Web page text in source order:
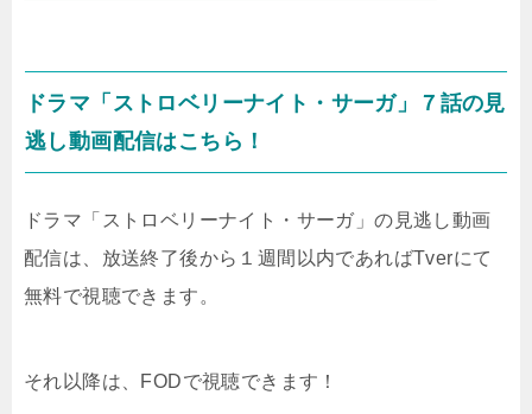
ドラマ「ストロベリーナイト・サーガ」７話の見
逃し動画配信はこちら！
ドラマ「ストロベリーナイト・サーガ」の見逃し動画
配信は、放送終了後から１週間以内であればTverにて
無料で視聴できます。
それ以降は、FODで視聴できます！